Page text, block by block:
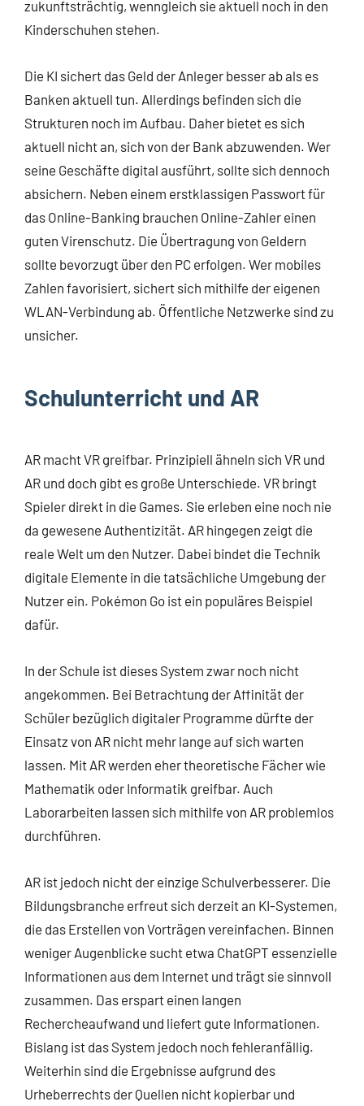
zukunftsträchtig, wenngleich sie aktuell noch in den
Kinderschuhen stehen.
Die KI sichert das Geld der Anleger besser ab als es
Banken aktuell tun. Allerdings befinden sich die
Strukturen noch im Aufbau. Daher bietet es sich
aktuell nicht an, sich von der Bank abzuwenden. Wer
seine Geschäfte digital ausführt, sollte sich dennoch
absichern. Neben einem erstklassigen Passwort für
das Online-Banking brauchen Online-Zahler einen
guten Virenschutz. Die Übertragung von Geldern
sollte bevorzugt über den PC erfolgen. Wer mobiles
Zahlen favorisiert, sichert sich mithilfe der eigenen
WLAN-Verbindung ab. Öffentliche Netzwerke sind zu
unsicher.
Schulunterricht und AR
AR macht VR greifbar. Prinzipiell ähneln sich VR und
AR und doch gibt es große Unterschiede. VR bringt
Spieler direkt in die Games. Sie erleben eine noch nie
da gewesene Authentizität. AR hingegen zeigt die
reale Welt um den Nutzer. Dabei bindet die Technik
digitale Elemente in die tatsächliche Umgebung der
Nutzer ein. Pokémon Go ist ein populäres Beispiel
dafür.
In der Schule ist dieses System zwar noch nicht
angekommen. Bei Betrachtung der Affinität der
Schüler bezüglich digitaler Programme dürfte der
Einsatz von AR nicht mehr lange auf sich warten
lassen. Mit AR werden eher theoretische Fächer wie
Mathematik oder Informatik greifbar. Auch
Laborarbeiten lassen sich mithilfe von AR problemlos
durchführen.
AR ist jedoch nicht der einzige Schulverbesserer. Die
Bildungsbranche erfreut sich derzeit an KI-Systemen,
die das Erstellen von Vorträgen vereinfachen. Binnen
weniger Augenblicke sucht etwa ChatGPT essenzielle
Informationen aus dem Internet und trägt sie sinnvoll
zusammen. Das erspart einen langen
Rechercheaufwand und liefert gute Informationen.
Bislang ist das System jedoch noch fehleranfällig.
Weiterhin sind die Ergebnisse aufgrund des
Urheberrechts der Quellen nicht kopierbar und